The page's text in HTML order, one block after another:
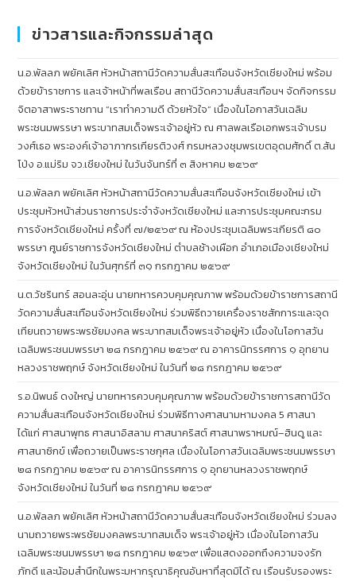
ข่าวสารและกิจกรรมล่าสุด
น.อ.พัลลภ พยัคเลิศ หัวหน้าสถานีวัดความสั่นสะเทือนจังหวัดเชียงใหม่ พร้อม
ด้วยข้าราชการ และเจ้าหน้าที่พลเรือน สถานีวัดความสั่นสะเทือนฯ จัดกิจกรรม
จิตอาสาพระราชทาน “เราทำความดี ด้วยหัวใจ” เนื่องในโอกาสวันเฉลิม
พระชนมพรรษา พระบาทสมเด็จพระเจ้าอยู่หัว ณ ศาลพลเรือเอกพระเจ้าบรม
วงศ์เธอ พระองค์เจ้าอาภากรเกียรติวงศ์ กรมหลวงชุมพรเขตอุดมศักดิ์ ต.สัน
โป่ง อ.แม่ริม จว.เชียงใหม่ ในวันจันทร์ที่ ๓ สิงหาคม ๒๕๖๙
น.อ.พัลลภ พยัคเลิศ หัวหน้าสถานีวัดความสั่นสะเทือนจังหวัดเชียงใหม่ เข้า
ประชุมหัวหน้าส่วนราชการประจำจังหวัดเชียงใหม่ และการประชุมคณะกรม
การจังหวัดเชียงใหม่ ครั้งที่ ๗/๒๕๖๙ ณ ห้องประชุมเฉลิมพระเกียรติ ๘๐
พรรษา ศูนย์ราชการจังหวัดเชียงใหม่ ตำบลช้างเผือก อำเภอเมืองเชียงใหม่
จังหวัดเชียงใหม่ ในวันศุกร์ที่ ๓๑ กรกฎาคม ๒๕๖๙
น.ต.วัชรินทร์ สอนละอุ่น นายทหารควบคุมคุณภาพ พร้อมด้วยข้าราชการสถานี
วัดความสั่นสะเทือนจังหวัดเชียงใหม่ ร่วมพิธีถวายเครื่องราชสักการะและจุด
เทียนถวายพระพรชัยมงคล พระบาทสมเด็จพระเจ้าอยู่หัว เนื่องในโอกาสวัน
เฉลิมพระชนมพรรษา ๒๘ กรกฎาคม ๒๕๖๙ ณ อาคารนิทรรศการ ๑ อุทยาน
หลวงราชพฤกษ์ จังหวัดเชียงใหม่ ในวันที่ ๒๘ กรกฎาคม ๒๕๖๙
ร.อ.นิพนธ์ ดงใหญ่ นายทหารควบคุมคุณภาพ พร้อมด้วยข้าราชการสถานีวัด
ความสั่นสะเทือนจังหวัดเชียงใหม่ ร่วมพิธีทางศาสนามหามงคล 5 ศาสนา
ได้แก่ ศาสนาพุทธ ศาสนาอิสลาม ศาสนาคริสต์ ศาสนาพราหมณ์–ฮินดู และ
ศาสนาซิกข์ เพื่อถวายเป็นพระราชกุศล เนื่องในโอกาสวันเฉลิมพระชนมพรรษา
๒๘ กรกฎาคม ๒๕๖๙ ณ อาคารนิทรรศการ ๑ อุทยานหลวงราชพฤกษ์
จังหวัดเชียงใหม่ ในวันที่ ๒๘ กรกฎาคม ๒๕๖๙
น.อ.พัลลภ พยัคเลิศ หัวหน้าสถานีวัดความสั่นสะเทือนจังหวัดเชียงใหม่ ร่วมลง
นามถวายพระพรชัยมงคลพระบาทสมเด็จ พระเจ้าอยู่หัว เนื่องในโอกาสวัน
เฉลิมพระชนมพรรษา ๒๘ กรกฎาคม ๒๕๖๙ เพื่อแสดงออกถึงความจงรัก
ภักดี และน้อมสำนึกในพระมหากรุณาธิคุณอันหาที่สุดมิได้ ณ เรือนรับรองพระ